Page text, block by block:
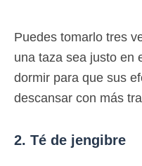
Puedes tomarlo tres
una taza sea justo en
dormir para que sus
descansar con más
2. Té de jengibre